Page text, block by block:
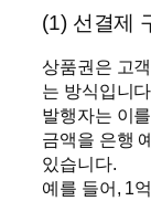
(1) 선결제
상품권은 고
는 방식입니
발행자는 이
금액을 은행
있습니다.
예를 들어, 1